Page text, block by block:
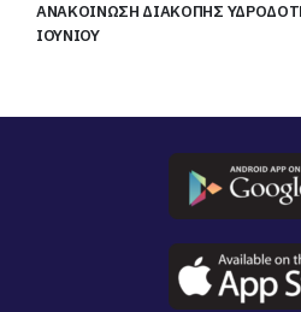
ΑΝΑΚΟΙΝΩΣΗ ΔΙΑΚΟΠΗΣ
ΙΟΥΝΙΟΥ